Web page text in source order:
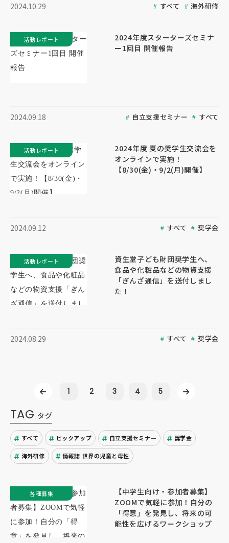
2024.10.29 すべて 海外研修
2024年度スターターズセミナ
ー1回目 開催報告
2024.09.18 自立支援セミナー すべて
活動レポート
2024年度 夏の奨学生交流会を
オンラインで実施！
【8/30(金)・9/2(月)開催】
2024.09.12 すべて 奨学金
活動レポート
資生堂子ども財団奨学生へ、
食品や化粧品などの物資支援
「ぎんざ通信」を送付しまし
た！
2024.08.29 すべて 奨学金
活動レポート
1 2 3 4 5
TAG タグ
すべて ピックアップ 自立支援セミナー 奨学金
海外研修 情報誌 世界の児童と母性
【中学生向け・参加者募集】
ZOOMで気軽に参加！自分の
「得意」を発見し、将来の可
能性を広げるワークショップ
各種募集